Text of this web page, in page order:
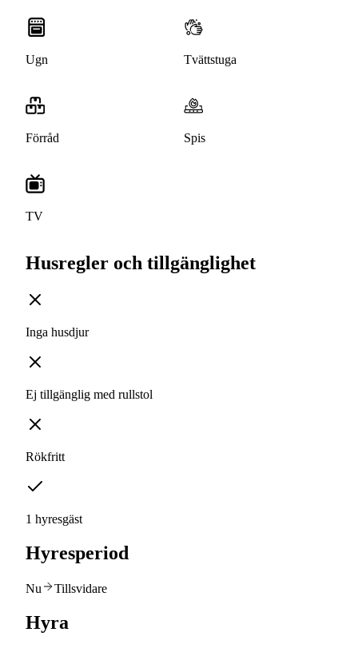
Ugn Tvättstuga
Förråd Spis
TV
Husregler och tillgänglighet
Inga husdjur
Ej tillgänglig med rullstol
Rökfritt
1 hyresgäst
Hyresperiod
Nu Tillsvidare
Hyra